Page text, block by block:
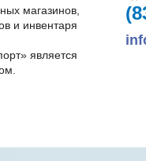
магазинов,
и инвентаря
является